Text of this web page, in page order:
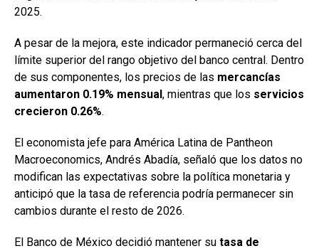
2025.
A pesar de la mejora, este indicador permaneció cerca del
límite superior del rango objetivo del banco central. Dentro
de sus componentes, los precios de las mercancías
aumentaron 0.19% mensual, mientras que los servicios
crecieron 0.26%.
El economista jefe para América Latina de Pantheon
Macroeconomics, Andrés Abadía, señaló que los datos no
modifican las expectativas sobre la política monetaria y
anticipó que la tasa de referencia podría permanecer sin
cambios durante el resto de 2026.
El Banco de México decidió mantener su tasa de